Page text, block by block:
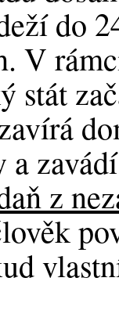
do
V
stát
z